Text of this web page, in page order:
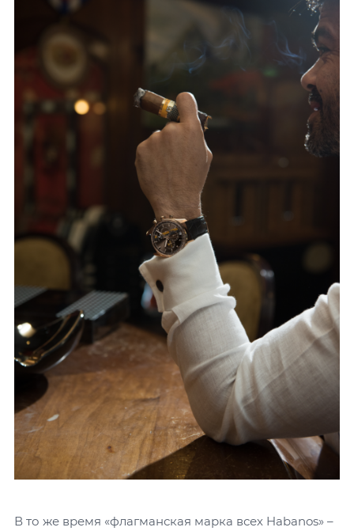
В то же время «флагманская марка всех Habanos» –